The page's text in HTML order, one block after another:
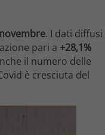
. I dati diffusi
pari a +28,1%
il numero delle
è cresciuta del